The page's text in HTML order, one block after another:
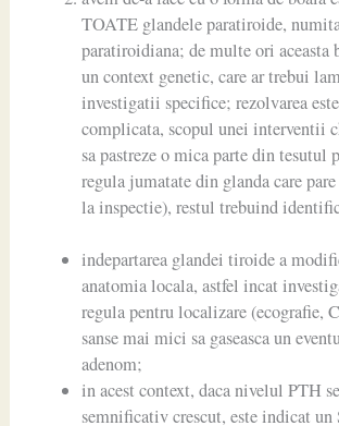
TOATE glandele paratiroide,
paratiroidiana; de multe ori aceasta
un context genetic, care ar trebui
investigatii specifice; rezolvarea
complicata, scopul unei interventii
sa pastreze o mica parte din tesutul
regula jumatate din glanda care
la inspectie), restul trebuind
indepartarea glandei tiroide a
anatomia locala, astfel incat
regula pentru localizare (ecografie,
sanse mai mici sa gaseasca un
adenom;
in acest context, daca nivelul PTH
semnificativ crescut, este indicat